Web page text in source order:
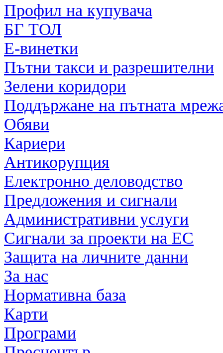
Профил на купувача
БГ ТОЛ
Е-винетки
Пътни такси и разрешителни
Зелени коридори
Поддържане на пътната
Обяви
Кариери
Антикорупция
Електронно деловодство
Предложения и сигнали
Административни услуги
Сигнали за проекти на ЕС
Защита на личните данни
За нас
Нормативна база
Карти
Програми